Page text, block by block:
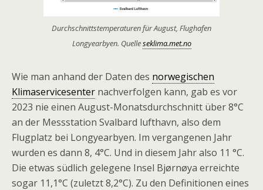
Durchschnittstemperaturen für August, Flughafen
Longyearbyen. Quelleseklima.met.no
Wie man anhand der Daten des norwegischen
Klimaservicesenter nachverfolgen kann, gab es vor
2023 nie einen August-Monatsdurchschnitt über 8°C
an der Messstation Svalbard lufthavn, also dem
Flugplatz bei Longyearbyen. Im vergangenen Jahr
wurden es dann 8, 4°C. Und in diesem Jahr also 11 °C.
Die etwas südlich gelegene Insel Bjørnøya erreichte
sogar 11,1°C (zuletzt 8,2°C). Zu den Definitionen eines